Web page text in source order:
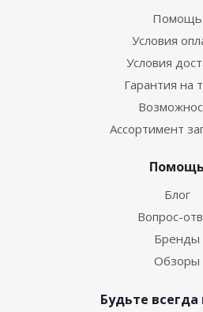
Помощь
Условия
Условия
Гарантия на
Ассортимент
Помощь
Блог
Вопрос-
Бренды
Обзоры
Будьте всегда